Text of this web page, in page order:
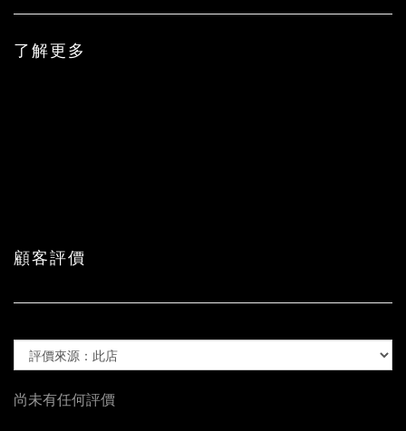
了解更多
顧客評價
尚未有任何評價